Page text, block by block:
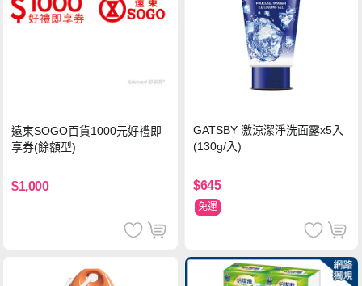
遠東SOGO百貨1000元好禮即
享券(餘額型)
$1,000
GATSBY 激涼潔淨洗面露x5入
(130g/入)
$645
免運